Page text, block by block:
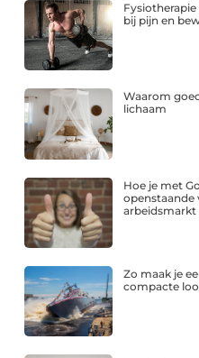
bij pijn en
Waarom
lichaam
Hoe je met
openstaande
arbeidsmarkt
Zo maak je
compacte